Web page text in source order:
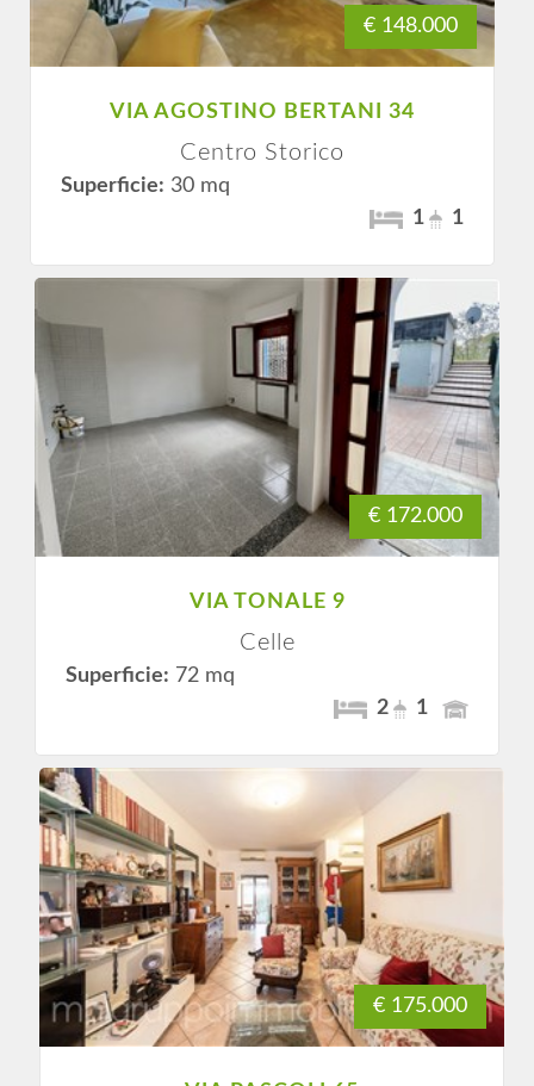
€ 148.000
VIA AGOSTINO BERTANI 34
Centro Storico
Superficie: 30 mq
1
1
€ 172.000
VIA TONALE 9
Celle
Superficie: 72 mq
2
1
€ 175.000